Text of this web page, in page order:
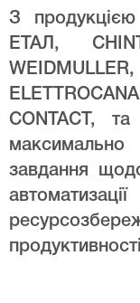
З
ЕТАЛ,
CONTACT,
завдання